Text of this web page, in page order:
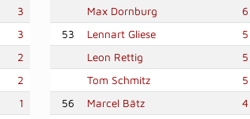
3
3
2
2
1
Max Dornburg
6
53
Lennart Gliese
5
Leon Rettig
5
Tom Schmitz
5
56
Marcel Bätz
4